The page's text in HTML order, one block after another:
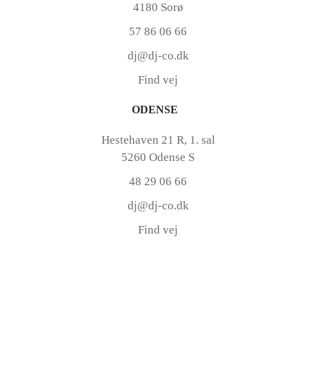
4180 Sorø
57 86 06 66
dj@dj-co.dk
Find vej
ODENSE
Hestehaven 21 R, 1. sal
5260 Odense S
48 29 06 66
dj@dj-co.dk
Find vej